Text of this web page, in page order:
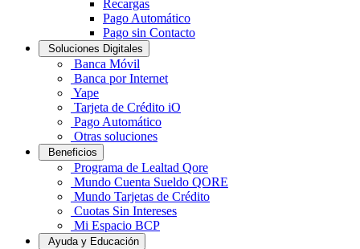
Recargas
Pago Automático
Pago sin Contacto
Soluciones Digitales
Banca Móvil
Banca por Internet
Yape
Tarjeta de Crédito iO
Pago Automático
Otras soluciones
Beneficios
Programa de Lealtad Qore
Mundo Cuenta Sueldo QORE
Mundo Tarjetas de Crédito
Cuotas Sin Intereses
Mi Espacio BCP
Ayuda y Educación